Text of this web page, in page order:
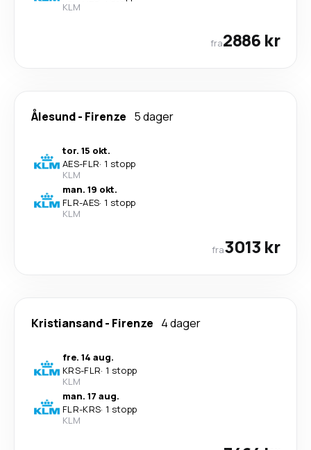
KLM
fra2886 kr
Ålesund- Firenze 5 dager
tor. 15 okt.
AES-FLR· 1 stopp
KLM
man. 19 okt.
FLR-AES· 1 stopp
KLM
fra3013 kr
Kristiansand- Firenze 4 dager
fre. 14 aug.
KRS-FLR· 1 stopp
KLM
man. 17 aug.
FLR-KRS· 1 stopp
KLM